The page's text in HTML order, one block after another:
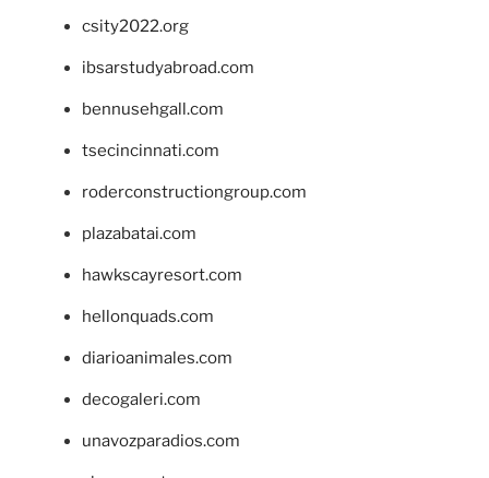
csity2022.org
ibsarstudyabroad.com
bennusehgall.com
tsecincinnati.com
roderconstructiongroup.com
plazabatai.com
hawkscayresort.com
hellonquads.com
diarioanimales.com
decogaleri.com
unavozparadios.com